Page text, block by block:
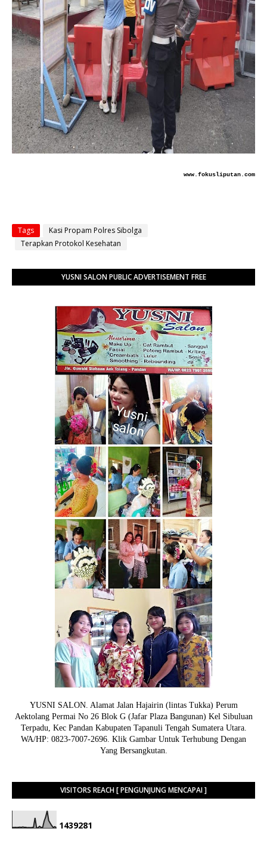
www.fokusliputan.com
Tags
Kasi Propam Polres Sibolga
Terapkan Protokol Kesehatan
YUSNI SALON PUBLIC ADVERTISEMENT FREE
YUSNI SALON. Alamat Jalan Hajairin (lintas Tukka) Perum
Aektolang Permai No 26 Blok G (Jafar Plaza Bangunan) Kel Sibuluan
Terpadu, Kec Pandan Kabupaten Tapanuli Tengah Sumatera Utara.
WA/HP: 0823-7007-2696. Klik Gambar Untuk Terhubung Dengan
Yang Bersangkutan.
VISITORS REACH [ PENGUNJUNG MENCAPAI ]
1439281